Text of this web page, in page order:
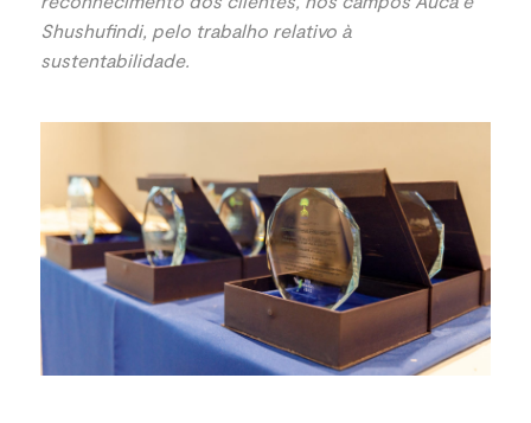
Shushufindi, pelo trabalho relativo à
sustentabilidade.